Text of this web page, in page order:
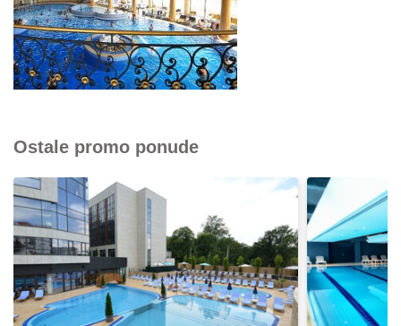
Ostale promo ponude